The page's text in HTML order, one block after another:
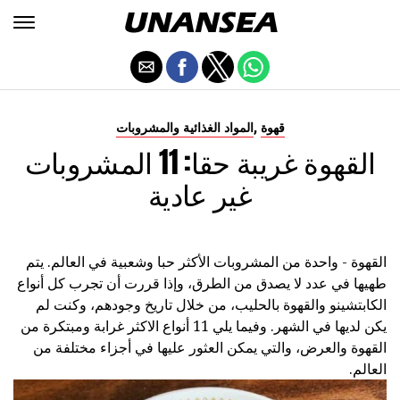
المواد الغذائية والمشروبات , قهوة
القهوة غريبة حقا: 11 المشروبات
غير عادية
القهوة - واحدة من المشروبات الأكثر حبا وشعبية في العالم. يتم
طهيها في عدد لا يصدق من الطرق، وإذا قررت أن تجرب كل أنواع
الكابتشينو والقهوة بالحليب، من خلال تاريخ وجودهم، وكنت لم
يكن لديها في الشهر. وفيما يلي 11 أنواع الاكثر غرابة ومبتكرة من
القهوة والعرض، والتي يمكن العثور عليها في أجزاء مختلفة من
العالم.